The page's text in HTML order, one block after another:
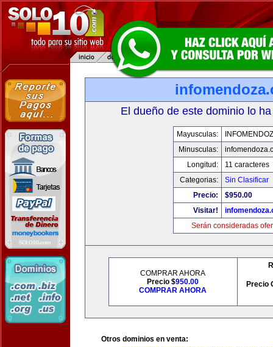
El dueño de este dominio lo
Mayusculas:
Minusculas:
Longitud:
11 caracteres
Categorias:
Sin Clasificar
Precio:
$950.00
Visitar!
Serán consideradas
COMPRAR AHORA
Precio $950.00
COMPRAR AHORA
Precio
Otros dominios en venta: